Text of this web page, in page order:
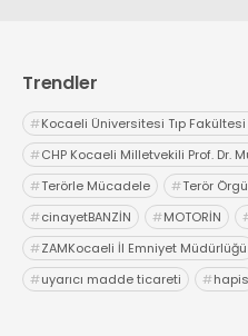
Trendler
#Kocaeli Üniversitesi Tıp
#CHP Kocaeli Milletvekili Prof. Dr.
#Terörle Mücadele #Terör
#cinayetBANZİN #MOTORİN
#ZAMKocaeli İl Emniyet Müdürlüğü
#uyarıcı madde ticareti #hapis